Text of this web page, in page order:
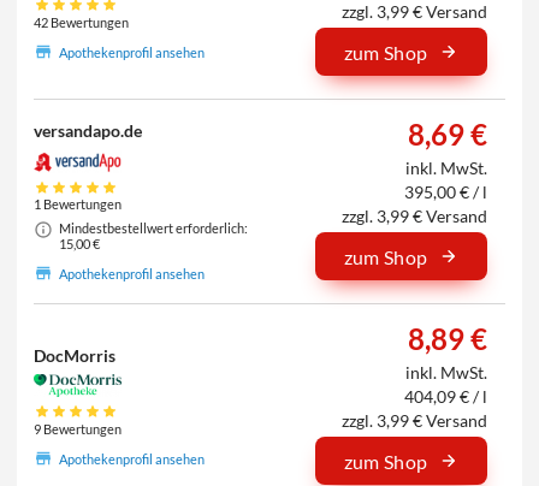
42 Bewertungen
Apothekenprofil ansehen
zzgl. 3,99 € Versand
zum Shop
versandapo.de
1 Bewertungen
Mindestbestellwert erforderlich:
15,00 €
Apothekenprofil ansehen
8,69 €
inkl. MwSt.
395,00 € / l
zzgl. 3,99 € Versand
zum Shop
DocMorris
9 Bewertungen
Apothekenprofil ansehen
8,89 €
inkl. MwSt.
404,09 € / l
zzgl. 3,99 € Versand
zum Shop